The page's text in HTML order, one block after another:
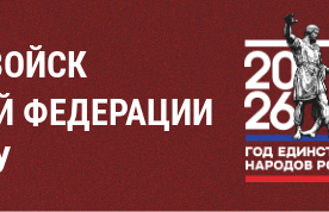
ФЕДЕРАЦИИ